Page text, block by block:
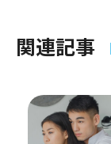
関連記事